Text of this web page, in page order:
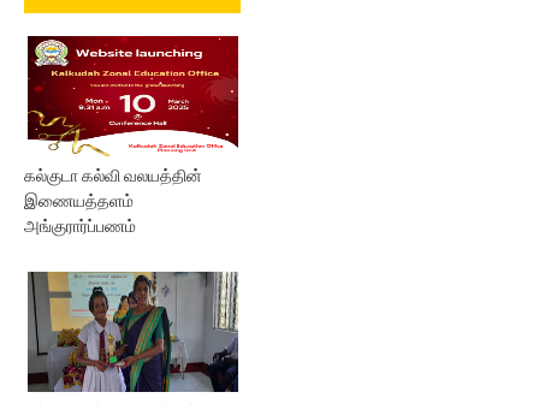
கல்குடா கல்வி வலயத்தின்
இணையத்தளம்
அங்குரார்ப்பணம்